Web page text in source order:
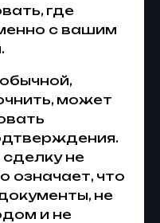
где
с вашим
может
не
означает, что
не
и не